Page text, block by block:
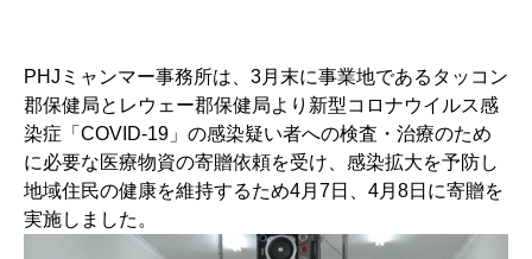
PHJミャンマー事務所は、3月末に事業地であるタッコン
郡保健局とレウェー郡保健局より新型コロナウイルス感
染症「COVID-19」の感染疑い者への検査・治療のため
に必要な医療物資の寄贈依頼を受け、感染拡大を予防し
地域住民の健康を維持するため4月7日、4月8日に寄贈を
実施しました。